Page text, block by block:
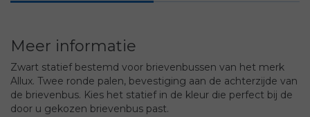
Meer informatie
Zwart statief bestemd voor brievenbussen van het merk
Allux. Twee ronde palen, bevestiging aan de achterzijde van
de brievenbus. Kies het statief in de kleur die perfect bij de
door u gekozen brievenbus past.